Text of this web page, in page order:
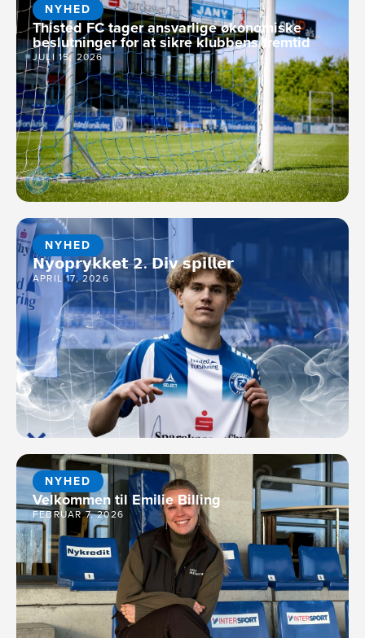
NYHED
Thisted FC tager ansvarlige økonomiske
beslutninger for at sikre klubbens fremtid
JULI 15, 2026
NYHED
𝗡𝘆𝗼𝗽𝗿𝘆𝗸𝗸𝗲𝘁 𝟮. 𝗗𝗶𝘃 𝘀𝗽𝗶𝗹𝗹𝗲𝗿
APRIL 17, 2026
NYHED
Velkommen til Emilie Billing
FEBRUAR 7, 2026